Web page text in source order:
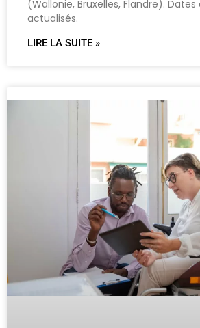
(Wallonie, Bruxelles, Flandre).
actualisés.
LIRE LA SUITE »